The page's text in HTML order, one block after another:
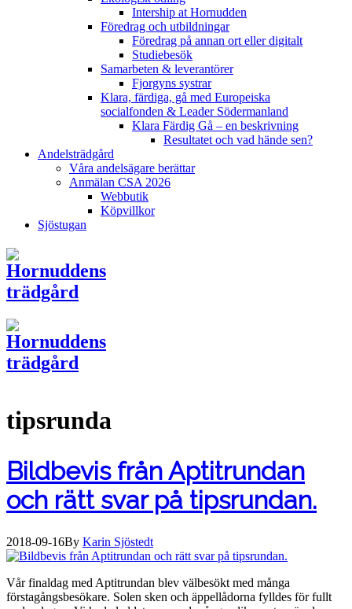
Intership at Hornudden
Föredrag och utbildningar
Föredrag på annan ort eller digitalt
Studiebesök
Samarbeten & leverantörer
Fjorgyns systrar
Klara, färdiga, gå med Europeiska
socialfonden & Leader Södermanland
Klara Färdig Gå – en beskrivning
Resultatet och vad hände sen?
Andelsträdgård
Våra andelsägare berättar
Anmälan CSA 2026
Webbutik
Köpvillkor
Sjöstugan
tipsrunda
Bildbevis från Aptitrundan
och rätt svar på tipsrundan.
2018-09-16By Karin Sjöstedt
Vår finaldag med Aptitrundan blev välbesökt med många
förstagångsbesökare. Solen sken och äppellådorna fylldes för fullt